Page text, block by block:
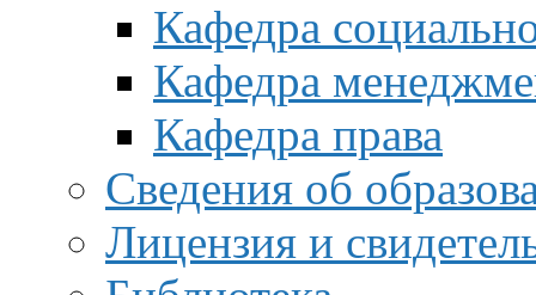
Кафедра
Кафедра
Кафедра права
Сведения об
Лицензия и